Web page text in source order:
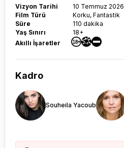
Vizyon Tarihi
10 Temmuz
Film Türü
Korku, Fantastik
Süre
110 dakika
Yaş Sınırı
18+
Akıllı İşaretler
Kadro
Souheila Yacoub